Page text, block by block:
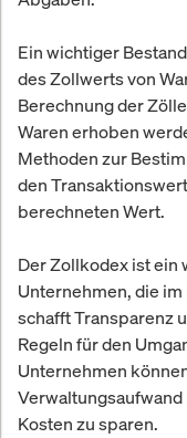
Ein wichtiger
des Zollwerts von
Berechnung der
Waren erhoben
Methoden zur
den
berechneten Wert.
Der Zollkodex ist
Unternehmen, die
schafft Transparenz
Regeln für den
Unternehmen
Kosten zu sparen.